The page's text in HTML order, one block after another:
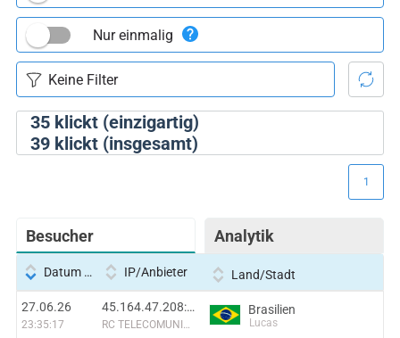
35klickt (einzigartig)
39klickt (insgesamt)
Nur einmalig
Besucher Analytik
1
Datum und Uhrzeit IP/Anbieter Land/Stadt
27.06.26
23:35:17
45.164.47.208:5451
RC TELECOMUNICAÇOES LTDA.
Brasilien
Lucas